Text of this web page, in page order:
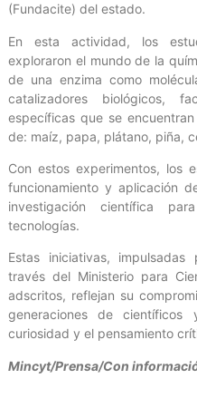
(Fundacite) del estado.
En esta actividad, los
exploraron el mundo de la
de una enzima como
catalizadores biológicos,
específicas que se
de: maíz, papa, plátano, piña,
Con estos experimentos, los
funcionamiento y aplicación
investigación científica
tecnologías.
Estas iniciativas,
través del Ministerio para
adscritos, reflejan su
generaciones de científicos
curiosidad y el pensamiento
Mincyt/Prensa/Con